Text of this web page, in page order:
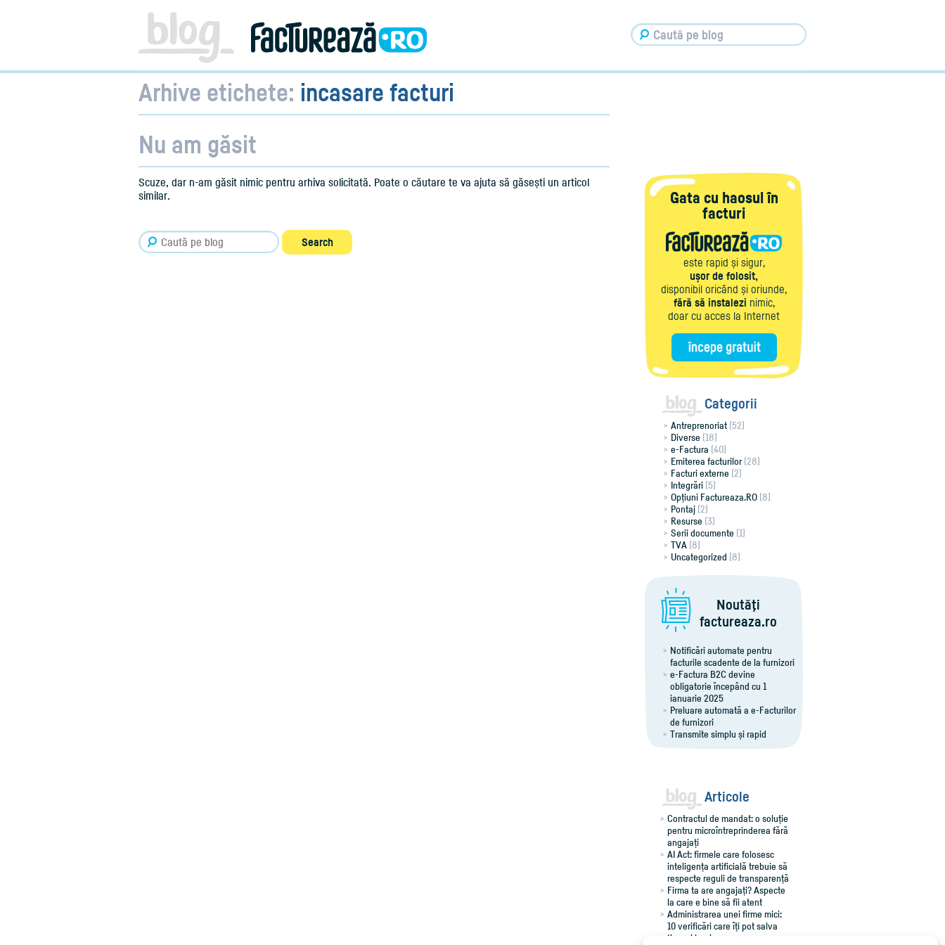
Factura
Info
pentru
Antreprenori
Arhive etichete: incasare facturi
Nu am găsit
Scuze, dar n-am găsit nimic pentru arhiva solicitată. Poate o căutare te va ajuta să găsești un articol
similar.
Gata cu haosul în
facturi
este rapid și sigur,
ușor de folosit,
disponibil oricând și oriunde,
fără să instalezi nimic,
doar cu acces la Internet
Categorii
Antreprenoriat (52)
Diverse (18)
e-Factura (40)
Emiterea facturilor(28)
Facturi externe (2)
Integrări (5)
Opțiuni Factureaza.RO (8)
Pontaj (2)
Resurse (3)
Serii documente (1)
TVA (8)
Uncategorized (8)
Noutăţi
factureaza.ro
Notificări automate pentru
facturile scadente de la furnizori
e-Factura B2C devine
obligatorie începând cu 1
ianuarie 2025
Preluare automată a e-Facturilor
de furnizori
Transmite simplu și rapid
notificările RO e-Transport
adaptat
Articole
Contractul de mandat: o soluție
pentru microîntreprinderea fără
angajați
AI Act: firmele care folosesc
inteligența artificială trebuie să
respecte reguli de transparență
Firma ta are angajați? Aspecte
la care e bine să fii atent
Administrarea unei firme mici:
10 verificări care îți pot salva
timp și bani